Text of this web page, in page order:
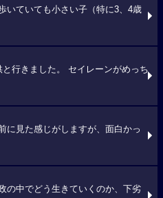
いていても小さい子（特に3、4歳
行きました。 セイレーンがめっち
に見た感じがしますが、面白かっ
の中でどう生きていくのか、下劣